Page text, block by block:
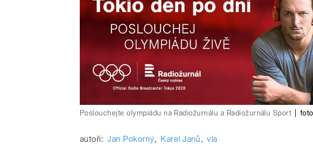
Poslouchejte olympiádu na Radiožurnálu a Radiožurnálu Sport
autoři: Jan Pokorný, Karel Janů, vla